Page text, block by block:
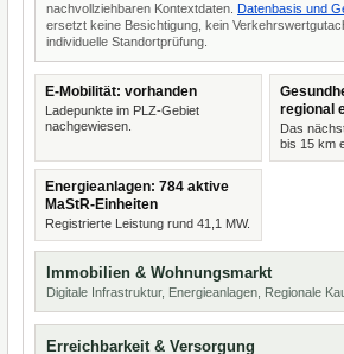
nachvollziehbaren Kontextdaten. Datenbasis und
ersetzt keine Besichtigung, kein
individuelle Standortprüfung.
E-Mobilität: vorhanden
Ladepunkte im PLZ-Gebiet
nachgewiesen.
regional
Das
bis 15 km
Energieanlagen: 784 aktive
MaStR-Einheiten
Registrierte Leistung rund 41,1 MW.
Immobilien & Wohnungsmarkt
Digitale Infrastruktur, Energieanlagen, Regionale
Erreichbarkeit & Versorgung